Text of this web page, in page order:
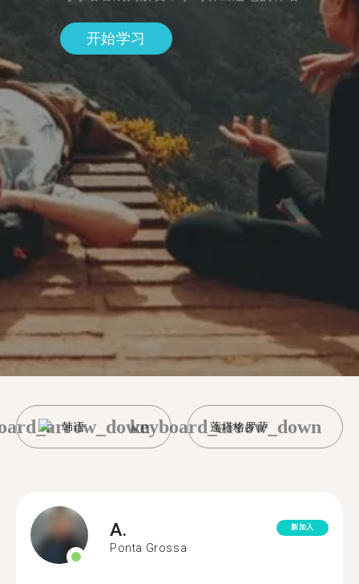
开始学习
韩语 蓬塔格罗萨
keyboard_arrow_down
A.
Ponta Grossa
新加入